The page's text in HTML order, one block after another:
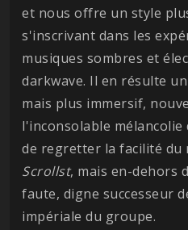
et nous offre un style
s'inscrivant dans les
musiques sombres et
darkwave. Il en résulte
mais plus immersif,
l'inconsolable
de regretter la facilité du
Scrollst, mais en-dehors
faute, digne successeur
impériale du groupe.